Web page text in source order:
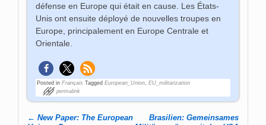
défense en Europe qui était en cause. Les États-
Unis ont ensuite déployé de nouvelles troupes en
Europe, principalement en Europe Centrale et
Orientale.
Posted in Français Tagged European_Union ,EU_militarization
permalink
← New Paper: The European
Brasilien: Gemeinsames